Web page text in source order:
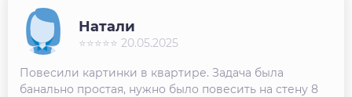
Повесили картинки в квартире. Задача была
банально простая, нужно было повесить на стену 8
Натали
⭐⭐⭐⭐⭐ 20.05.2025